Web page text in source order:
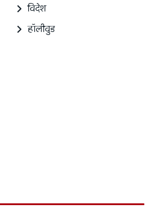
विदेश
हॉलीवुड